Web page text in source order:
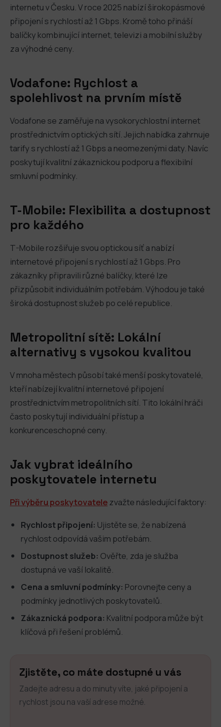
internetu v Česku. V roce 2025 nabízí širokopásmové
připojení s rychlostí až 1 Gbps. Kromě toho přináší
balíčky kombinující internet, televizi a mobilní služby
za výhodné ceny.
Vodafone: Rychlost a
spolehlivost na prvním místě
Vodafone se zaměřuje na vysokorychlostní internet
prostřednictvím optických sítí. Jejich nabídka zahrnuje
tarify s rychlostí až 1 Gbps a neomezenými daty. Navíc
poskytují kvalitní zákaznickou podporu a flexibilní
smluvní podmínky.
T-Mobile: Flexibilita a dostupnost
pro každého
T-Mobile rozšiřuje svou optickou síť a nabízí
internetové připojení s rychlostí až 1 Gbps. Pro
zákazníky připravili různé balíčky, které lze
přizpůsobit individuálním potřebám. Výhodou je také
široká dostupnost služeb po celé republice.
Metropolitní sítě: Lokální
alternativy s vysokou kvalitou
V mnoha městech působí také menší poskytovatelé,
kteří nabízejí kvalitní internetové připojení
prostřednictvím metropolitních sítí. Tito lokální hráči
často poskytují individuální přístup a
konkurenceschopné ceny.
Jak vybrat ideálního
poskytovatele internetu
Při výběru poskytovatele zvažte následující faktory:
Rychlost připojení: Ujistěte se, že nabízená
rychlost odpovídá vašim potřebám.
Dostupnost služeb: Ověřte, zda je služba
dostupná ve vaší lokalitě.
Cena a smluvní podmínky: Porovnejte ceny a
podmínky jednotlivých poskytovatelů.
Zákaznická podpora: Kvalitní podpora může být
klíčová při řešení problémů.
Zjistěte, co máte dostupné u vás
Zadejte adresu a do minuty víte, jaké připojení a
rychlost jsou na vaší adrese možné.